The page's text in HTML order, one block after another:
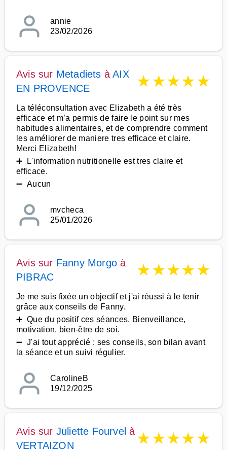
annie
23/02/2026
Avis sur Metadiets àAIX
EN PROVENCE
★★★★★
La téléconsultation avec Elizabeth a été très
efficace et m’a permis de faire le point sur mes
habitudes alimentaires, et de comprendre comment
les améliorer de maniere tres efficace et claire.
Merci Elizabeth!
➕ L'information nutritionelle est tres claire et
efficace.
➖ Aucun
mvcheca
25/01/2026
Avis sur Fanny Morgo à
PIBRAC
★★★★★
Je me suis fixée un objectif et j'ai réussi à le tenir
grâce aux conseils de Fanny.
➕ Que du positif ces séances. Bienveillance,
motivation, bien-être de soi.
➖ J'ai tout apprécié : ses conseils, son bilan avant
la séance et un suivi régulier.
CarolineB
19/12/2025
Avis sur Juliette Fourvel à
VERTAIZON
★★★★★